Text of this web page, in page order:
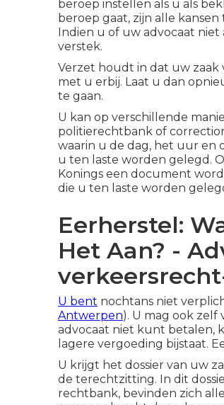
beroep instellen als u als
beroep gaat, zijn alle
Indien u of uw advocaat niet
verstek.
Verzet houdt in dat uw
met u erbij. Laat u dan
te gaan.
U kan op verschillende
politierechtbank of
waarin u de dag, het uur en
u ten laste worden gelegd.
Konings een document
die u ten laste worden
Eerherstel:
Het Aan? -
U bent nochtans niet
Antwerpen). U mag ook zelf
advocaat niet kunt betalen,
lagere vergoeding bijstaat.
U krijgt het dossier van uw
de terechtzitting. In dit
rechtbank, bevinden zich